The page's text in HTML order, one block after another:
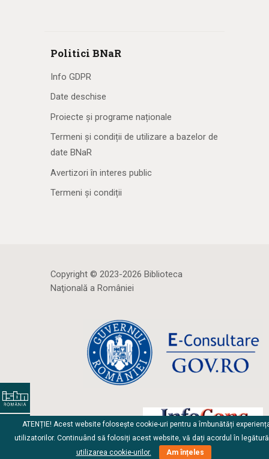
Politici BNaR
Info GDPR
Date deschise
Proiecte și programe naționale
Termeni și condiții de utilizare a bazelor de
date BNaR
Avertizori în interes public
Termeni și condiții
Copyright © 2023-2026 Biblioteca
Naţională a României
ATENȚIE! Acest website folosește cookie-uri pentru a îmbunătăți
utilizatorilor. Continuând să folosiți acest website, vă dați acordul în
utilizarea cookie-urilor.
Am înțeles